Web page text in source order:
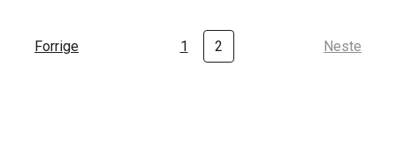
Forrige 1 2 Neste